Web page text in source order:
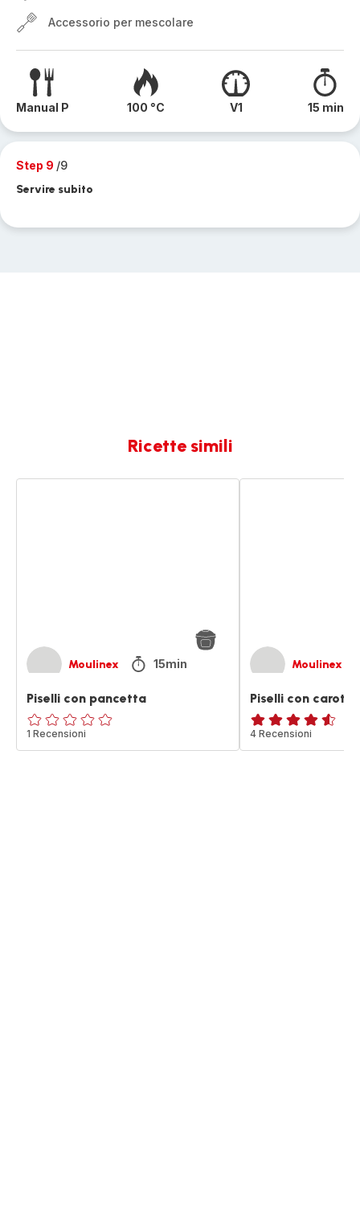
Accessorio per mescolare
Manual P 100 °C V1 15 min
Step 9 /9
Servire subito
Ricette simili
Moulinex 15min
Piselli con pancetta
ratings.0
1 Recensioni
Moulinex
Piselli con carote
ratings.4.5
4 Recensioni